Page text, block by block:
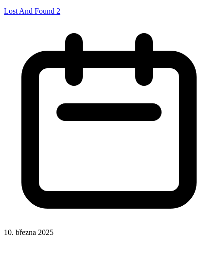
Lost And Found 2
10. března 2025